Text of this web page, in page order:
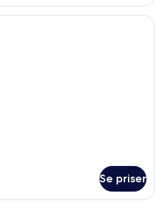
Enkeltrom | Blendingsgardiner, wi-fi
Se priser